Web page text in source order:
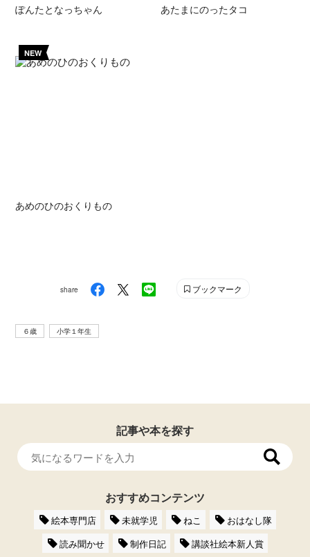
ぽんたとなっちゃん あたまにのったタコ
NEW
あめのひのおくりもの
share ブックマーク
６歳 小学１年生
記事や本を探す
おすすめコンテンツ
絵本専門店 未就学児 ねこ
おはなし隊
読み聞かせ
制作日記 講談社絵本新人賞